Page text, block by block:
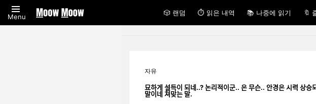
Menu 🎲 랜덤 ⏱ 읽은 내역 📚 나중에 읽기 🔖
자유
묘하게 설득이 되네..? 논리적이군.. 은 무슨.. 안경은 시력
말이네 쳐맞는 말.